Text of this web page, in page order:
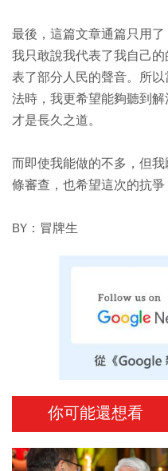
最後，這篇文章通篇只用
我只敢說我代表了我自己
表了部分人民的聲音。所
法時，我更希望能夠聽到
才是長久之道。
而即使我能做的不多，但
條審查，也希望這次的抗爭
BY：冒牌生
你可能還想看